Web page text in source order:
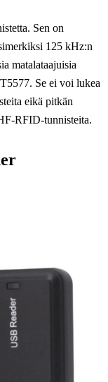
Sen on
125 kHz:n
matalataajuisia
Se ei voi lukea
eikä pitkän
RFID-tunnisteita.